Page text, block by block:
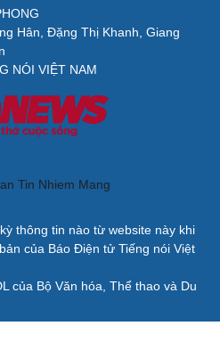
Hân, Đặng Thị Khanh, Giang
NÓI VIỆT NAM
thông tin nào từ website này khi
của Báo Điện tử Tiếng nói Việt
của Bộ Văn hóa, Thể thao và Du